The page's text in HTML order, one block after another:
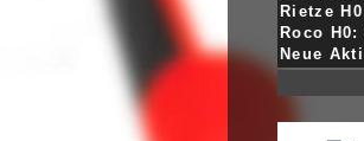
Rietze
Roco H0:
Neue